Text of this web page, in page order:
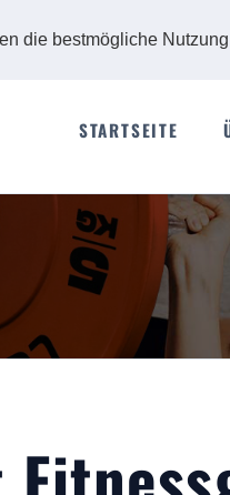
die bestmögliche
STARTSEITE